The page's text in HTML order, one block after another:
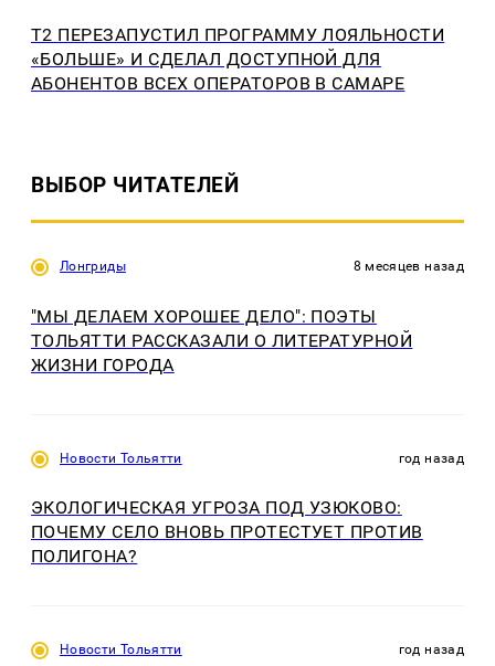
Т2 ПЕРЕЗАПУСТИЛ ПРОГРАММУ ЛОЯЛЬНОСТИ
«БОЛЬШЕ» И СДЕЛАЛ ДОСТУПНОЙ ДЛЯ
АБОНЕНТОВ ВСЕХ ОПЕРАТОРОВ В САМАРЕ
ВЫБОР ЧИТАТЕЛЕЙ
Лонгриды 8 месяцев назад
"МЫ ДЕЛАЕМ ХОРОШЕЕ ДЕЛО": ПОЭТЫ
ТОЛЬЯТТИ РАССКАЗАЛИ О ЛИТЕРАТУРНОЙ
ЖИЗНИ ГОРОДА
Новости Тольятти год назад
ЭКОЛОГИЧЕСКАЯ УГРОЗА ПОД УЗЮКОВО:
ПОЧЕМУ СЕЛО ВНОВЬ ПРОТЕСТУЕТ ПРОТИВ
ПОЛИГОНА?
Новости Тольятти год назад